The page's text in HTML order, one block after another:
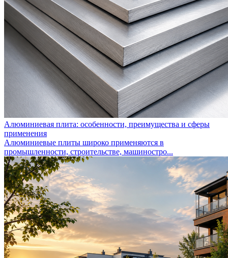
Алюминиевая плита: особенности, преимущества и сферы
применения
Алюминиевые плиты широко применяются в
промышленности, строительстве, машиностро...